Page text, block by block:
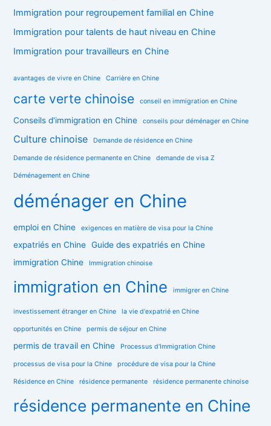
Immigration pour regroupement familial en Chine
Immigration pour talents de haut niveau en Chine
Immigration pour travailleurs en Chine
avantages de vivre en Chine Carrière en Chine
carte verte chinoise conseil en immigration en Chine
Conseils d'immigration en Chine conseils pour déménager en Chine
Culture chinoise Demande de résidence en Chine
Demande de résidence permanente en Chine demande de visa Z
Déménagement en Chine
déménager en Chine
emploi en Chine exigences en matière de visa pour la Chine
expatriés en Chine Guide des expatriés en Chine
immigration Chine
Immigration chinoise
immigration en Chine immigrer en Chine
investissement étranger en Chine la vie d'expatrié en Chine
opportunités en Chine permis de séjour en Chine
permis de travail en Chine Processus d'Immigration Chine
processus de visa pour la Chine procédure de visa pour la Chine
Résidence en Chine résidence permanente résidence permanente chinoise
résidence permanente en Chine